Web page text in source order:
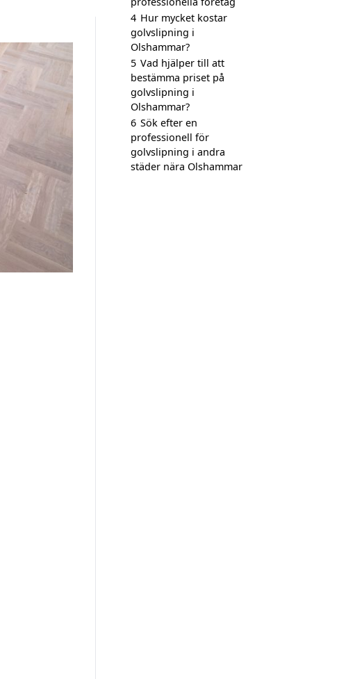
4 Hur mycket kostar
golvslipning i
Olshammar?
5 Vad hjälper till att
bestämma priset på
golvslipning i
Olshammar?
6 Sök efter en
professionell för
golvslipning i andra
städer nära Olshammar